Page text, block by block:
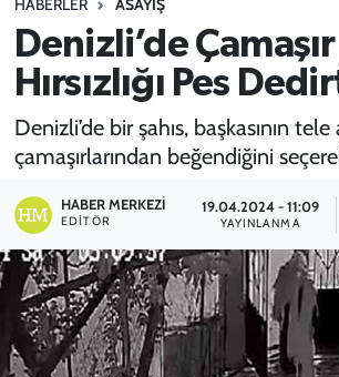
HABERLER ASAYİŞ
Denizli’de Çamaşır
Hırsızlığı Pes
Denizli’de bir şahıs, başkasının tele
çamaşırlarından beğendiğini
HABER MERKEZI
EDITÖR
19.04.2024 - 11:09
YAYINLANMA
SPOR
TEKNOLOJİ
YAŞAM